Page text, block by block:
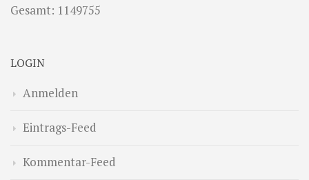
Gesamt: 1149755
LOGIN
Anmelden
Eintrags-Feed
Kommentar-Feed